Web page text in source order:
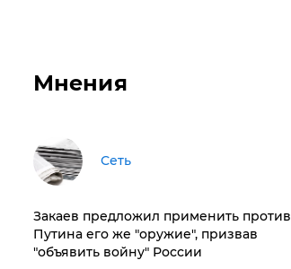
Мнения
Сеть
Закаев предложил применить против
Путина его же "оружие", призвав
"объявить войну" России